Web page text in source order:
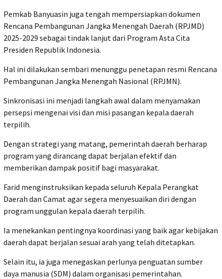
Pemkab Banyuasin juga tengah mempersiapkan dokumen
Rencana Pembangunan Jangka Menengah Daerah (RPJMD)
2025-2029 sebagai tindak lanjut dari Program Asta Cita
Presiden Republik Indonesia.
Hal ini dilakukan sembari menunggu penetapan resmi Rencana
Pembangunan Jangka Menengah Nasional (RPJMN).
Sinkronisasi ini menjadi langkah awal dalam menyamakan
persepsi mengenai visi dan misi pasangan kepala daerah
terpilih.
Dengan strategi yang matang, pemerintah daerah berharap
program yang dirancang dapat berjalan efektif dan
memberikan dampak positif bagi masyarakat.
Farid menginstruksikan kepada seluruh Kepala Perangkat
Daerah dan Camat agar segera menyesuaikan diri dengan
program unggulan kepala daerah terpilih.
Ia menekankan pentingnya koordinasi yang baik agar kebijakan
daerah dapat berjalan sesuai arah yang telah ditetapkan.
Selain itu, ia juga menegaskan perlunya penguatan sumber
daya manusia (SDM) dalam organisasi pemerintahan.